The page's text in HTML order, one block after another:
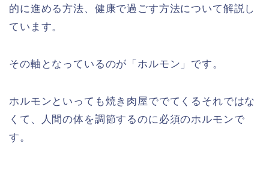
的に進める方法、健康で過ごす方法について解説し
ています。
その軸となっているのが「ホルモン」です。
ホルモンといっても焼き肉屋ででてくるそれではな
くて、人間の体を調節するのに必須のホルモンで
す。